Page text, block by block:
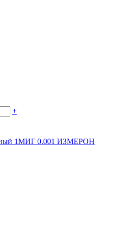
+
1МИГ 0.001 ИЗМЕРОН